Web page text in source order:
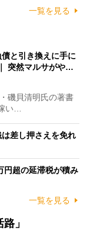
一覧を見る
と引き換えに手に
突然マルサがや…
磯貝清明氏の著書
い…
差し押さえを免れ
円超の延滞税が積み
一覧を見る
」